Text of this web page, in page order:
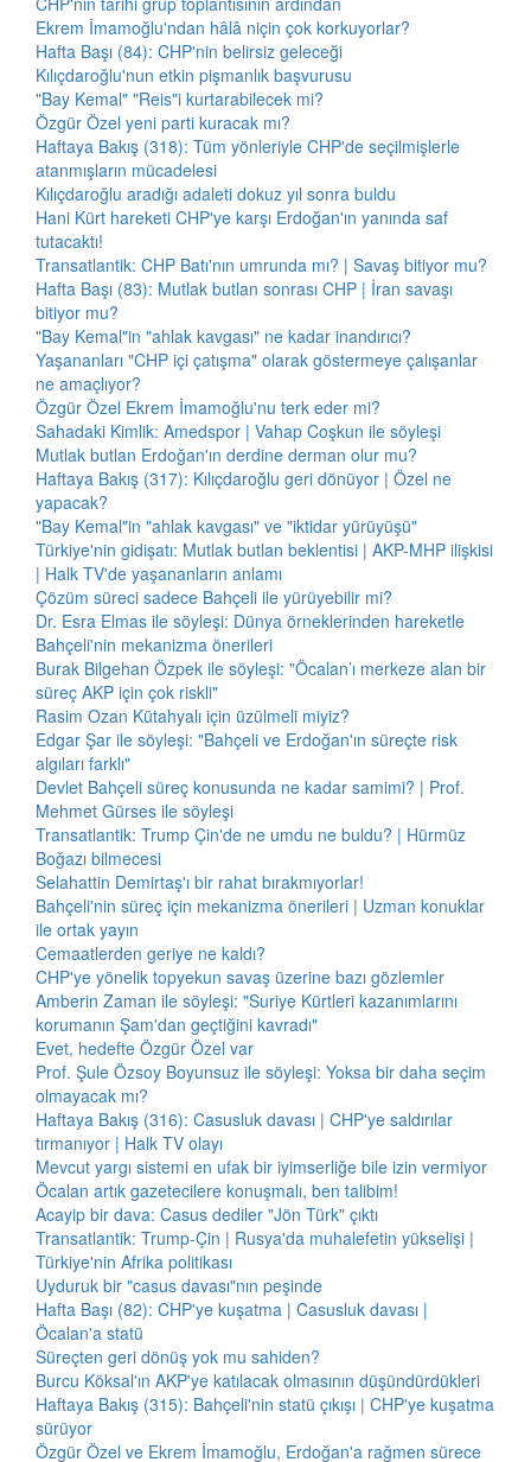
Ekrem İmamoğlu'ndan hâlâ niçin çok korkuyorlar?
Hafta Başı (84): CHP'nin belirsiz geleceği
Kılıçdaroğlu'nun etkin pişmanlık başvurusu
"Bay Kemal" "Reis"i kurtarabilecek mi?
Özgür Özel yeni parti kuracak mı?
Haftaya Bakış (318): Tüm yönleriyle CHP'de seçilmişlerle
atanmışların mücadelesi
Kılıçdaroğlu aradığı adaleti dokuz yıl sonra buldu
Hani Kürt hareketi CHP'ye karşı Erdoğan'ın yanında saf
tutacaktı!
Transatlantik: CHP Batı'nın umrunda mı? | Savaş bitiyor mu?
Hafta Başı (83): Mutlak butlan sonrası CHP | İran savaşı
bitiyor mu?
"Bay Kemal"in "ahlak kavgası" ne kadar inandırıcı?
Yaşananları "CHP içi çatışma" olarak göstermeye çalışanlar
ne amaçlıyor?
Özgür Özel Ekrem İmamoğlu'nu terk eder mi?
Sahadaki Kimlik: Amedspor | Vahap Coşkun ile söyleşi
Mutlak butlan Erdoğan'ın derdine derman olur mu?
Haftaya Bakış (317): Kılıçdaroğlu geri dönüyor | Özel ne
yapacak?
"Bay Kemal"in "ahlak kavgası" ve "iktidar yürüyüşü"
Türkiye'nin gidişatı: Mutlak butlan beklentisi | AKP-MHP ilişkisi
| Halk TV'de yaşananların anlamı
Çözüm süreci sadece Bahçeli ile yürüyebilir mi?
Dr. Esra Elmas ile söyleşi: Dünya örneklerinden hareketle
Bahçeli'nin mekanizma önerileri
Burak Bilgehan Özpek ile söyleşi: "Öcalan’ı merkeze alan bir
süreç AKP için çok riskli"
Rasim Ozan Kütahyalı için üzülmeli miyiz?
Edgar Şar ile söyleşi: "Bahçeli ve Erdoğan'ın süreçte risk
algıları farklı"
Devlet Bahçeli süreç konusunda ne kadar samimi? | Prof.
Mehmet Gürses ile söyleşi
Transatlantik: Trump Çin'de ne umdu ne buldu? | Hürmüz
Boğazı bilmecesi
Selahattin Demirtaş'ı bir rahat bırakmıyorlar!
Bahçeli'nin süreç için mekanizma önerileri | Uzman konuklar
ile ortak yayın
Cemaatlerden geriye ne kaldı?
CHP'ye yönelik topyekun savaş üzerine bazı gözlemler
Amberin Zaman ile söyleşi: "Suriye Kürtleri kazanımlarını
korumanın Şam'dan geçtiğini kavradı"
Evet, hedefte Özgür Özel var
Prof. Şule Özsoy Boyunsuz ile söyleşi: Yoksa bir daha seçim
olmayacak mı?
Haftaya Bakış (316): Casusluk davası | CHP'ye saldırılar
tırmanıyor | Halk TV olayı
Mevcut yargı sistemi en ufak bir iyimserliğe bile izin vermiyor
Öcalan artık gazetecilere konuşmalı, ben talibim!
Acayip bir dava: Casus dediler "Jön Türk" çıktı
Transatlantik: Trump-Çin | Rusya'da muhalefetin yükselişi |
Türkiye'nin Afrika politikası
Uyduruk bir "casus davası"nın peşinde
Hafta Başı (82): CHP'ye kuşatma | Casusluk davası |
Öcalan'a statü
Süreçten geri dönüş yok mu sahiden?
Burcu Köksal'ın AKP'ye katılacak olmasının düşündürdükleri
Haftaya Bakış (315): Bahçeli'nin statü çıkışı | CHP'ye kuşatma
sürüyor
Özgür Özel ve Ekrem İmamoğlu, Erdoğan'a rağmen sürece